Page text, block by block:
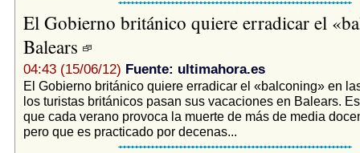
El Gobierno británico quiere erradicar el
Balears
04:43 (15/06/12) Fuente: ultimahora.es
El Gobierno británico quiere erradicar el «balconing» en
los turistas británicos pasan sus vacaciones en Balears.
que cada verano provoca la muerte de más de media
pero que es practicado por decenas...